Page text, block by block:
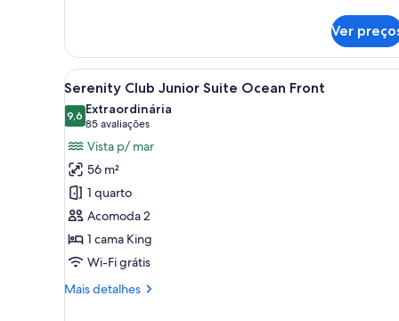
jardim
(Swim
out)
júnior,
cama
King,
vista
para
o
jardim
(Swim
out)
Ver
Carrega
todas
as
fotos
de
Serenity
Club
Junior
Suite
Ocean
Front
Quarto de hotel moderno
7
Serenity Club Junior Suite Ocean Front
9,69,6 de 10
Extraordinária
85 avaliações
(85
avaliações)
Vista p/ mar
56 m²
1 quarto
Acomoda 2
1 cama King
Wi-Fi grátis
Mais detalhes
Mais